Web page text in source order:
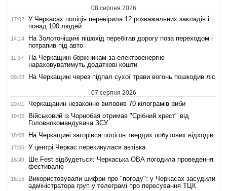
08 серпня 2026
17:02
У Черкасах поліція перевірила 12 розважальних закладів і
понад 100 людей
14:14
На Золотоніщині пішохід перебігав дорогу поза переходом і
потрапив під авто
11:37
На Черкащині боржникам за електроенергію
нараховуватимуть додаткові кошти
09:23 На Черкащині через підпал сухої трави вогонь пошкодив ліс
07 серпня 2026
20:01 Черкащанин незаконно виловив 70 кілограмів риби
19:05
Військовий із Чорнобая отримав "Срібний хрест" від
Головнокомандувача ЗСУ
18:08 На Черкащині загорівся полігон твердих побутових відходів
17:06 У центрі Черкас перекинулася автівка
16:49
Ше.Fest відбудеться: Черкаська ОВА погодила проведення
фестивалю
16:15
Використовували шифри про "погоду": у Черкасах засудили
адміністратора груп у телеграмі про пересування ТЦК